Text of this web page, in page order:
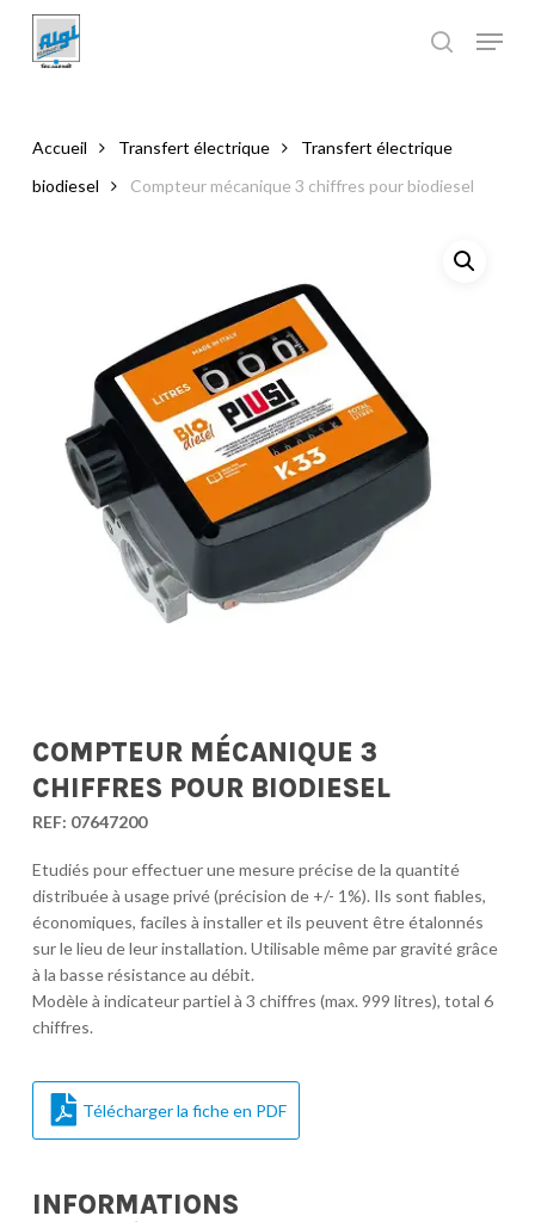
main
Accueil Transfert électrique
Transfert électrique
biodiesel
Compteur mécanique 3 chiffres pour biodiesel
COMPTEUR MÉCANIQUE 3
CHIFFRES POUR BIODIESEL
REF: 07647200
Etudiés pour effectuer une mesure précise de la quantité
distribuée à usage privé (précision de +/- 1%). Ils sont fiables,
économiques, faciles à installer et ils peuvent être étalonnés
sur le lieu de leur installation. Utilisable même par gravité grâce
à la basse résistance au débit.
Modèle à indicateur partiel à 3 chiffres (max. 999 litres), total 6
chiffres.
Télécharger la fiche en PDF
INFORMATIONS